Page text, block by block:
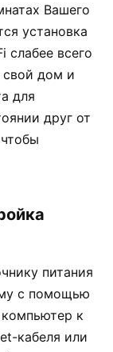
Вашего
установка
слабее всего
свой дом и
для
друг от
питания
с помощью
к
кабеля или